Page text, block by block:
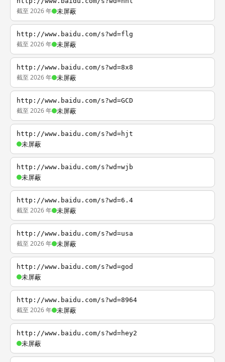
截至 2026 年 未屏蔽
http://www.baidu.com/s?wd=flg
截至 2026 年 未屏蔽
http://www.baidu.com/s?wd=8x8
截至 2026 年 未屏蔽
http://www.baidu.com/s?wd=GCD
截至 2026 年 未屏蔽
http://www.baidu.com/s?wd=hjt
未屏蔽
http://www.baidu.com/s?wd=wjb
未屏蔽
http://www.baidu.com/s?wd=6.4
截至 2026 年 未屏蔽
http://www.baidu.com/s?wd=usa
截至 2026 年 未屏蔽
http://www.baidu.com/s?wd=god
未屏蔽
http://www.baidu.com/s?wd=8964
截至 2026 年 未屏蔽
http://www.baidu.com/s?wd=hey2
未屏蔽